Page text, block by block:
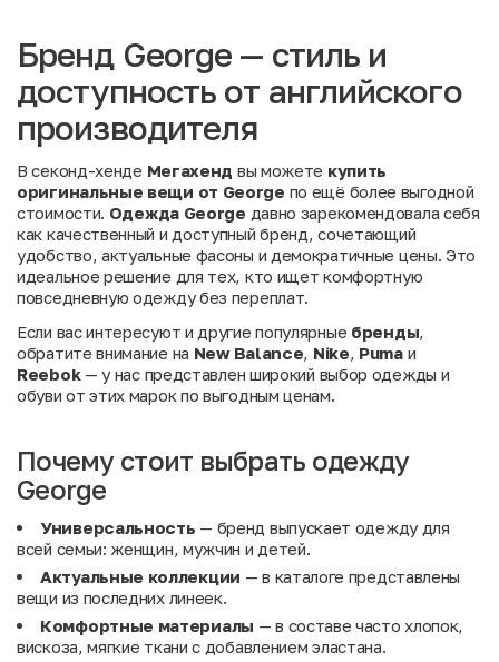
Бренд George — стиль и
доступность от английского
производителя
В секонд-хенде Мегахенд вы можете купить
оригинальные вещи от George по ещё более выгодной
стоимости. Одежда George давно зарекомендовала себя
как качественный и доступный бренд, сочетающий
удобство, актуальные фасоны и демократичные цены. Это
идеальное решение для тех, кто ищет комфортную
повседневную одежду без переплат.
Если вас интересуют и другие популярные бренды
обратите внимание на New Balance Nike Pumaи
Reebok— у нас представлен широкий выбор одежды и
обуви от этих марок по выгодным ценам.
Почему стоит выбрать одежду
George
Универсальность — бренд выпускает одежду для
всей семьи: женщин, мужчин и детей.
Актуальные коллекции — в каталоге представлены
вещи из последних линеек.
Комфортные материалы — в составе часто хлопок,
вискоза, мягкие ткани с добавлением эластана.